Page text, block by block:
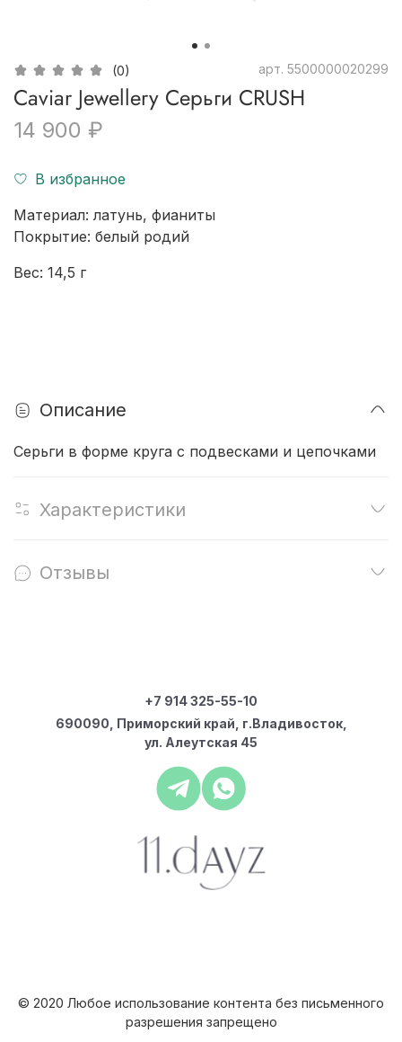
(0) арт. 5500000020299
Caviar Jewellery Серьги CRUSH
14 900 ₽
В избранное
Материал: латунь, фианиты
Покрытие: белый родий
Вес: 14,5 г
Описание
Серьги в форме круга с подвесками и цепочками
Характеристики
Отзывы
+7 914 325-55-10
690090, Приморский край, г.Владивосток,
ул. Алеутская 45
© 2020 Любое использование контента без письменного
разрешения запрещено